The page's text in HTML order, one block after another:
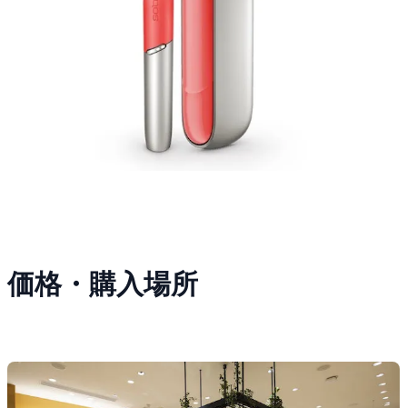
価格・購入場所